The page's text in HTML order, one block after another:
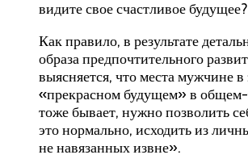
видите свое счастливое
Как правило, в результате
образа предпочтительного
выясняется, что места мужчине в
«прекрасном будущем» в
тоже бывает, нужно позволить
это нормально, исходить из
не навязанных извне».